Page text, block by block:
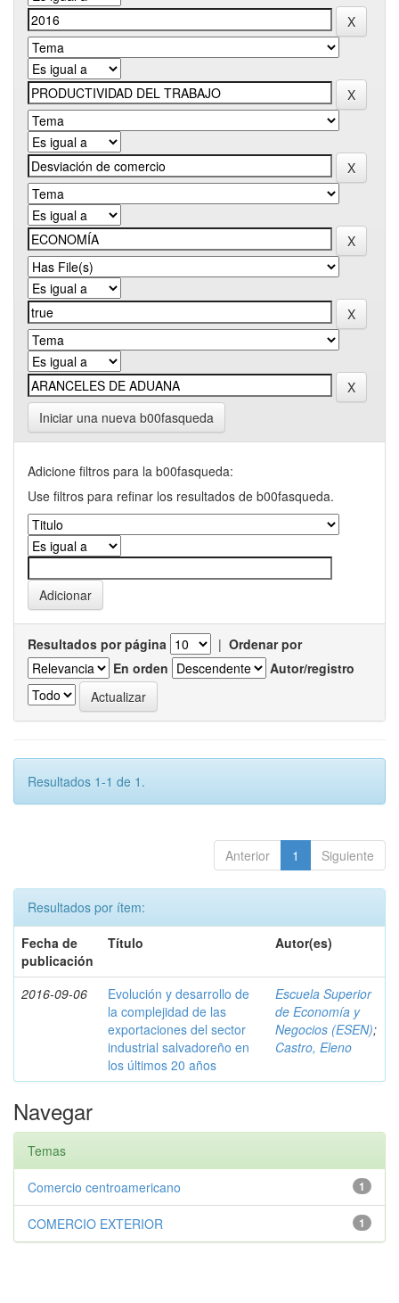
Iniciar una nueva b00fasqueda
Adicione filtros para la b00fasqueda:
Use filtros para refinar los resultados de b00fasqueda.
Resultados por página | Ordenar por
En orden
Autor/registro
Resultados 1-1 de 1.
Anterior 1 Siguiente
Resultados por ítem:
Fecha de
publicación
Título Autor(es)
2016-09-06
Evolución y desarrollo de
la complejidad de las
exportaciones del sector
industrial salvadoreño en
los últimos 20 años
Escuela Superior
de Economía y
Negocios (ESEN);
Castro, Eleno
Navegar
Temas
1
Comercio centroamericano
1
COMERCIO EXTERIOR